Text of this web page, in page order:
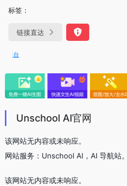
标签：
链接直达
Unschool AI官网
该网站无内容或未响应。
网站服务：Unschool AI，AI 导航站。
该网站无内容或未响应。